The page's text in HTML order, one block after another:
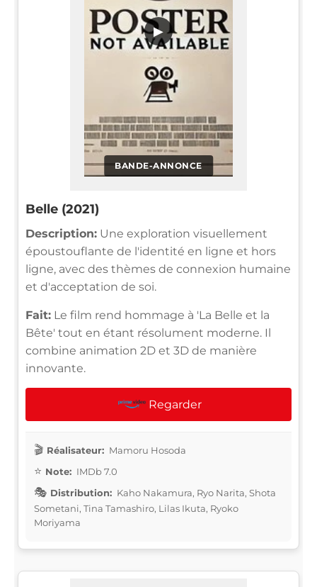
BANDE-ANNONCE
▶
Belle (2021)
Description: Une exploration visuellement
époustouflante de l'identité en ligne et hors
ligne, avec des thèmes de connexion humaine
et d'acceptation de soi.
Fait: Le film rend hommage à 'La Belle et la
Bête' tout en étant résolument moderne. Il
combine animation 2D et 3D de manière
innovante.
Regarder
Réalisateur: Mamoru Hosoda
Note: IMDb 7.0
Distribution: Kaho Nakamura, Ryo Narita, Shota
Sometani, Tina Tamashiro, Lilas Ikuta, Ryoko
Moriyama